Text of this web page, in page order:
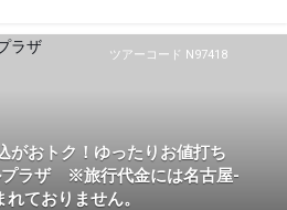
ツアーコード N97418
がおトク！ゆったりお値打ち
ラザ ※旅行代金には名古屋-
ておりません。